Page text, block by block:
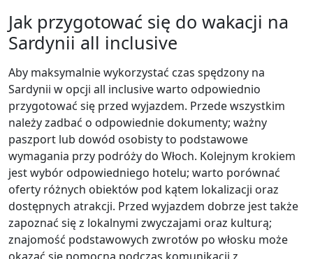
Jak przygotować się do wakacji na
Sardynii all inclusive
Aby maksymalnie wykorzystać czas spędzony na
Sardynii w opcji all inclusive warto odpowiednio
przygotować się przed wyjazdem. Przede wszystkim
należy zadbać o odpowiednie dokumenty; ważny
paszport lub dowód osobisty to podstawowe
wymagania przy podróży do Włoch. Kolejnym krokiem
jest wybór odpowiedniego hotelu; warto porównać
oferty różnych obiektów pod kątem lokalizacji oraz
dostępnych atrakcji. Przed wyjazdem dobrze jest także
zapoznać się z lokalnymi zwyczajami oraz kulturą;
znajomość podstawowych zwrotów po włosku może